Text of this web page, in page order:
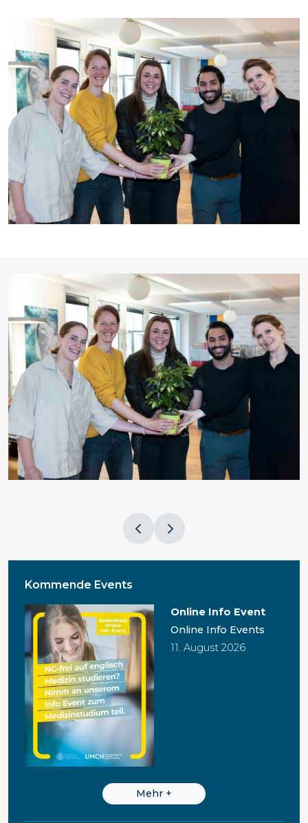
Kommende Events
Online Info Event
Online Info Events
11. August 2026
Mehr +